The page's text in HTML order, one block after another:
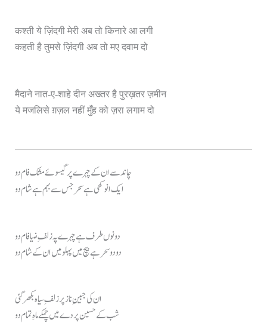
कश्ती ये ज़िंदगी मेरी अब तो किनारे आ लगी
कहती है तुमसे ज़िंदगी अब तो मए दवाम दो
मैदाने नात-ए-शाहे दीन अख्तर है पुरख़तर ज़मीन
ये मजलिसे ग़ज़ल नहीं मुँह को ज़रा लगाम दो
چاند سے ان کے چہرے پر گیسوئے مشک فام دو
ایک انوکھی ہے سحر جس سے بہم ہے شام دو
دونوں طرف ہے چہرے پہ زلفِ ضیا فام دو
دو دو سحر ہے بیچ میں پہلو میں ان کے شام دو
ان کی جبینِ ناز پر زلفِ سیاہ بکھر گئی
شب کے حسین پردے میں چمکے ماہِ تمام دو